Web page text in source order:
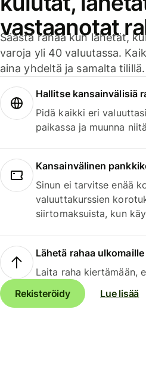
vastaanotat
Säästä rahaa kun lähetät,
varoja yli 40 valuutassa.
aina yhdeltä ja samalta tilillä.
Hallitse kansainvälisiä
Pidä kaikki eri
paikassa ja muunna
Kansainvälinen
Sinun ei tarvitse enää
valuuttakurssien
siirtomaksuista, kun
Lähetä rahaa
Laita raha kiertämään,
Rekisteröidy
Lue lisää